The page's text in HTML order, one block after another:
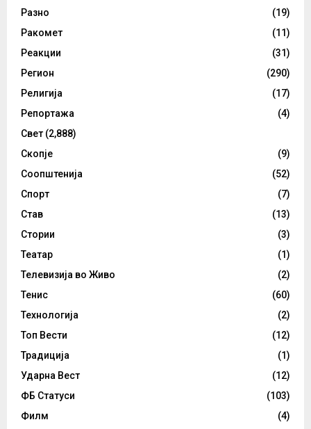
Разно
(19)
Ракомет
(11)
Реакции
(31)
Регион
(290)
Религија
(17)
Репортажа
(4)
Свет (2,888)
Скопје
(9)
Соопштенија
(52)
Спорт
(7)
Став
(13)
Стории
(3)
Театар
(1)
Телевизија во Живо
(2)
Тенис
(60)
Технологија
(2)
Топ Вести
(12)
Традиција
(1)
Ударна Вест
(12)
ФБ Статуси
(103)
Филм
(4)